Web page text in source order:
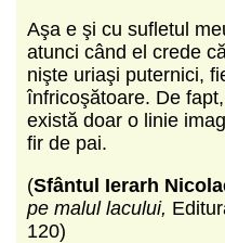
Aşa e şi cu sufletul
atunci când el crede
nişte uriaşi puternici,
înfricoşătoare. De
există doar o linie
fir de pai.
(Sfântul Ierarh
pe malul lacului,
120)